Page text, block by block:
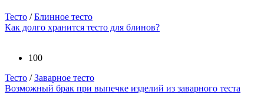
Тесто /Блинное тесто
Как долго хранится тесто для блинов?
100
Тесто /Заварное тесто
Возможный брак при выпечке изделий из заварного теста